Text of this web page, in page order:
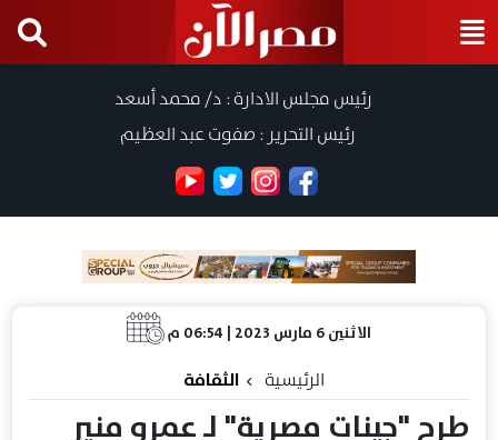
رئيس مجلس الادارة : د/ محمد أسعد
رئيس التحرير : صفوت عبد العظيم
الاثنين 6 مارس 2023 | 06:54 م
الرئيسية الثقافة
طرح "جينات مصرية" لـ عمرو منير